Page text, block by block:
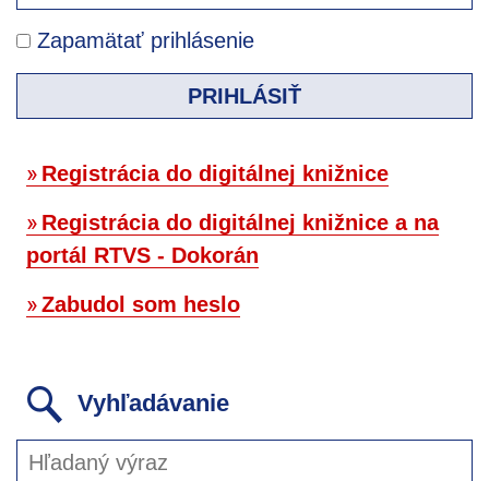
Zapamätať prihlásenie
PRIHLÁSIŤ
Registrácia do digitálnej knižnice
Registrácia do digitálnej knižnice a na
portál RTVS - Dokorán
Zabudol som heslo
Vyhľadávanie